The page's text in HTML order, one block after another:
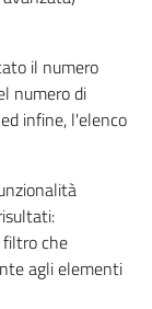
il numero
numero di
infine, l'elenco
che
agli elementi